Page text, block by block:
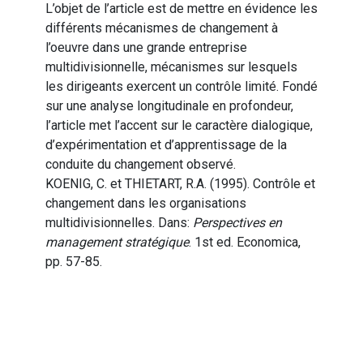
L’objet de l’article est de mettre en évidence les
différents mécanismes de changement à
l’oeuvre dans une grande entreprise
multidivisionnelle, mécanismes sur lesquels
les dirigeants exercent un contrôle limité. Fondé
sur une analyse longitudinale en profondeur,
l’article met l’accent sur le caractère dialogique,
d’expérimentation et d’apprentissage de la
conduite du changement observé.
KOENIG, C. et THIETART, R.A. (1995). Contrôle et
changement dans les organisations
multidivisionnelles. Dans: Perspectives en
management stratégique. 1st ed. Economica,
pp. 57-85.